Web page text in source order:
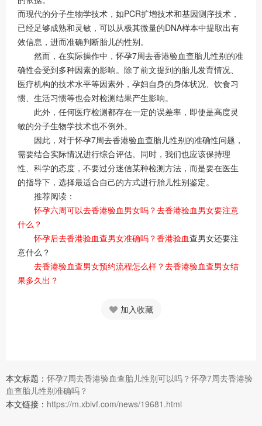
而现代的分子生物学技术，如PCR扩增技术和基因测序技术，
已经足够成熟和灵敏，可以从极其微量的DNA样本中提取出有
效信息，进而准确判断胎儿的性别。
然而，在实际操作中，怀孕7周去香港验血查胎儿性别的准
确性会受到多种因素的影响。除了前文提到的胎儿发育情况、
医疗机构的技术水平等因素外，孕妇自身的身体状况、饮食习
惯、生活习惯等也会对检测结果产生影响。
此外，任何医疗检测都存在一定的误差率，即使是高度灵
敏的分子生物学技术也不例外。
因此，对于怀孕7周去香港验血查胎儿性别的准确性问题，
需要结合实际情况进行综合评估。同时，我们也应该保持理
性、科学的态度，不要过分迷信某种检测方法，而是要在医生
的指导下，选择最适合自己的方式进行胎儿性别鉴定。
推荐阅读：
怀孕六周可以去香港验血男女吗？去香港验血男女要注意
什么？
怀孕后去香港验血查男女准确吗？香港验血查男女还要注
意什么？
去香港验血查男女预约流程怎么样？去香港验血查男女结
果多久出？
加入收藏
本文标题：怀孕7周去香港验血查胎儿性别可以吗？怀孕7周去香港验
血查胎儿性别准确吗？
本文链接： https://m.xbivf.com/news/19681.html